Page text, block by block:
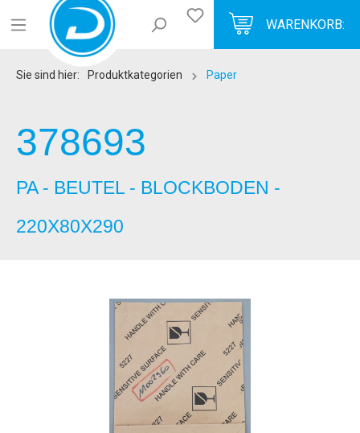
WARENKORB:
Sie sind hier: Produktkategorien Paper
378693
PA - BEUTEL - BLOCKBODEN -
220X80X290